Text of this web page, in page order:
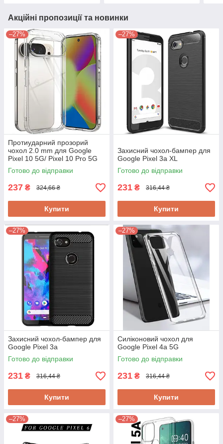
Акційні пропозиції та новинки
–27%
Протиударний прозорий
чохол 2.0 mm для Google
Pixel 10 5G/ Pixel 10 Pro 5G
Готово до відправки
237 ₴ 324,66 ₴
Купити
–27%
Захисний чохол-бампер для
Google Pixel 3a XL
Готово до відправки
231 ₴ 316,44 ₴
Купити
–27%
Захисний чохол-бампер для
Google Pixel 3a
Готово до відправки
231 ₴ 316,44 ₴
Купити
–27%
Силіконовий чохол для
Google Pixel 4a 5G
Готово до відправки
231 ₴ 316,44 ₴
Купити
–27% –27%